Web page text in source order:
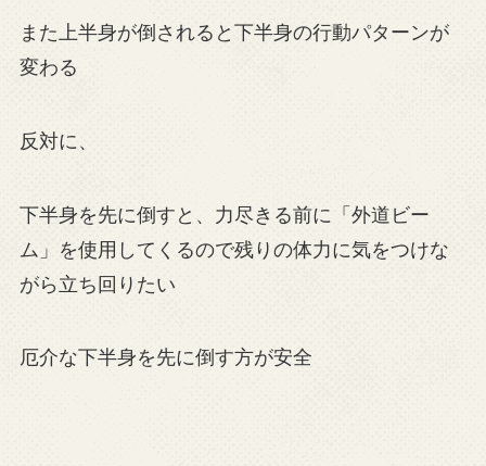
また上半身が倒されると下半身の行動パターンが
変わる
反対に、
下半身を先に倒すと、力尽きる前に「外道ビー
ム」を使用してくるので残りの体力に気をつけな
がら立ち回りたい
厄介な下半身を先に倒す方が安全